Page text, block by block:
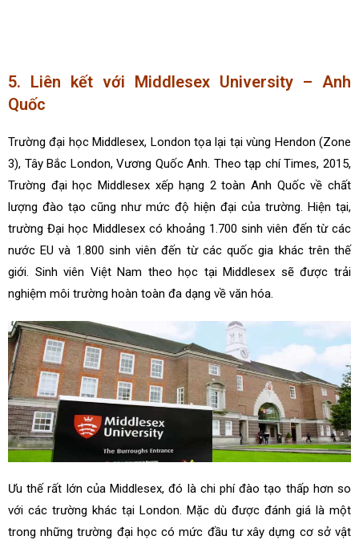
5. Liên kết với Middlesex University – Anh
Quốc
Trường đại học Middlesex, London tọa lại tại vùng Hendon (Zone
3), Tây Bắc London, Vương Quốc Anh. Theo tạp chí Times, 2015,
Trường đại học Middlesex xếp hạng 2 toàn Anh Quốc về chất
lượng đào tạo cũng như mức độ hiện đại của trường. Hiện tại,
trường Đại học Middlesex có khoảng 1.700 sinh viên đến từ các
nước EU và 1.800 sinh viên đến từ các quốc gia khác trên thế
giới. Sinh viên Việt Nam theo học tại Middlesex sẽ được trải
nghiệm môi trường hoàn toàn đa dạng về văn hóa.
Ưu thế rất lớn của Middlesex, đó là chi phí đào tạo thấp hơn so
với các trường khác tại London. Mặc dù được đánh giá là một
trong những trường đại học có mức đầu tư xây dựng cơ sở vật